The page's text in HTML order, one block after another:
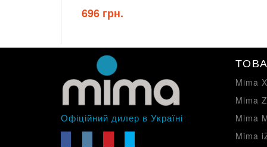
696 грн.
Офіційний дилер в Україні
Mima
Mima
Mima
Mima